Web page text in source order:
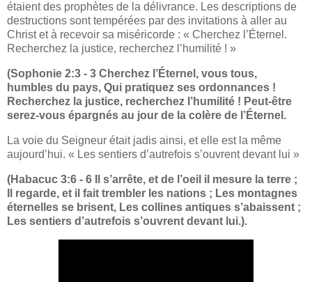
étaient des prophètes de la délivrance. Les descriptions de
destructions sont tempérées par des invitations à aller au
Christ et à recevoir sa miséricorde : « Cherchez l’Éternel.
Recherchez la justice, recherchez l’humilité ! »
(Sophonie 2:3 - 3 Cherchez l’Éternel, vous tous,
humbles du pays, Qui pratiquez ses ordonnances !
Recherchez la justice, recherchez l’humilité ! Peut-être
serez-vous épargnés au jour de la colère de l’Éternel.
La voie du Seigneur était jadis ainsi, et elle est la même
aujourd’hui. « Les sentiers d’autrefois s’ouvrent devant lui »
(Habacuc 3:6 - 6 Il s’arrête, et de l’oeil il mesure la terre ;
Il regarde, et il fait trembler les nations ; Les montagnes
éternelles se brisent, Les collines antiques s’abaissent ;
Les sentiers d’autrefois s’ouvrent devant lui.).